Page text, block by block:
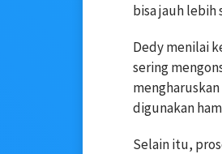
bisa jauh lebih
Dedy menilai
sering
digunakan
Selain itu,